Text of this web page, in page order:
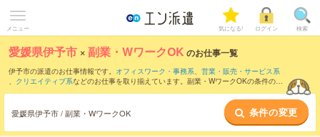
メニュー 気になる! ログイン 検索
愛媛県伊予市 ×副業・WワークOK のお仕事一覧
伊予市の派遣のお仕事情報です。 オフィスワーク・事務系、 営業・販売・サービス系
、 クリエイティブ系などのお仕事を取り揃えています。副業・WワークOKの条件の他
愛媛県伊予市 / 副業・WワークOK 条件の変更